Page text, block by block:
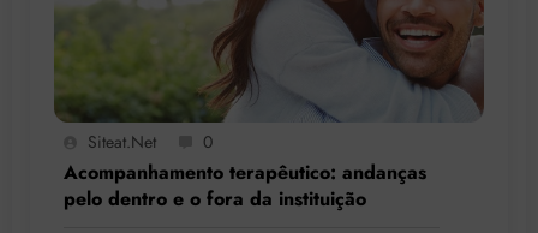
Siteat.net 0
Acompanhamento terapêutico: andanças
pelo dentro e o fora da instituição